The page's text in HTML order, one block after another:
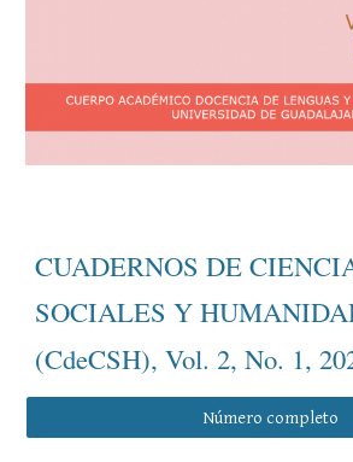
CUADERNOS DE
SOCIALES Y
(CdeCSH), Vol. 2, No. 1,
Número completo